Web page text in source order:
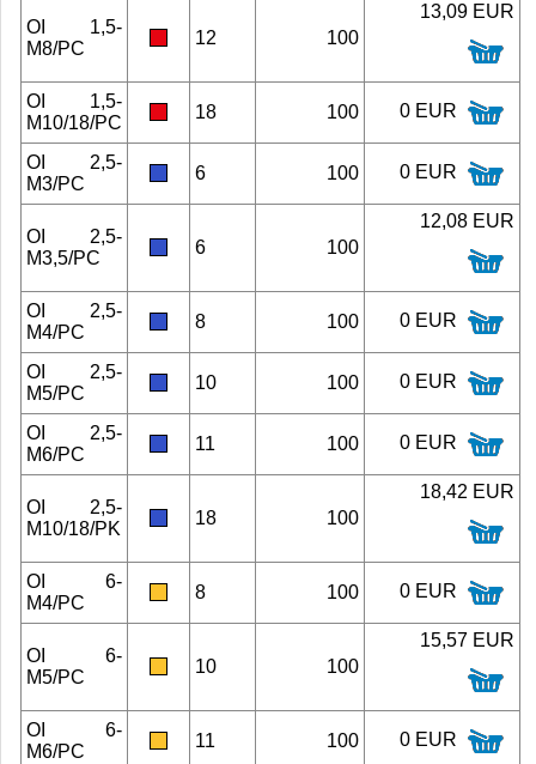
OI 1,5-
M8/PC
12 100
13,09 EUR
OI 1,5-
M10/18/PC
18 100 0 EUR
OI 2,5-
M3/PC
6 100 0 EUR
OI 2,5-
M3,5/PC
6 100
12,08 EUR
OI 2,5-
M4/PC
8 100 0 EUR
OI 2,5-
M5/PC
10 100 0 EUR
OI 2,5-
M6/PC
11 100 0 EUR
OI 2,5-
M10/18/PK
18 100
18,42 EUR
OI 6-
M4/PC
8 100 0 EUR
OI 6-
M5/PC
10 100
15,57 EUR
OI 6-
M6/PC
11 100 0 EUR